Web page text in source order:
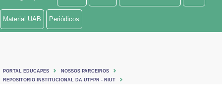
Ministério de Minas e Energia
Ministério do Turismo
Material UAB Periódicos
PORTAL EDUCAPES
NOSSOS PARCEIROS
REPOSITORIO INSTITUCIONAL DA UTFPR - RIUT